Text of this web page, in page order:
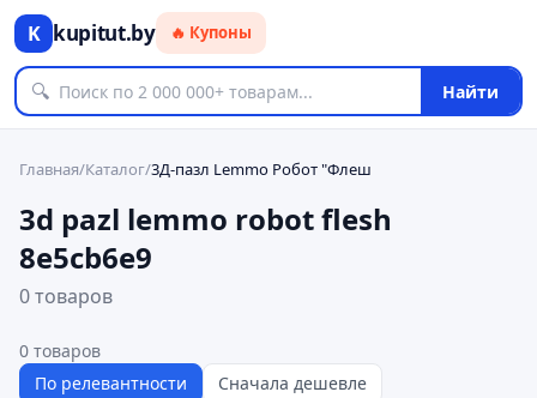
K kupitut.by 🔥 Купоны
🔍 Найти
Главная/Каталог/3Д-пазл Lemmo Робот "Флеш
3d pazl lemmo robot flesh
8e5cb6e9
0 товаров
0 товаров
По релевантности
Сначала дешевле